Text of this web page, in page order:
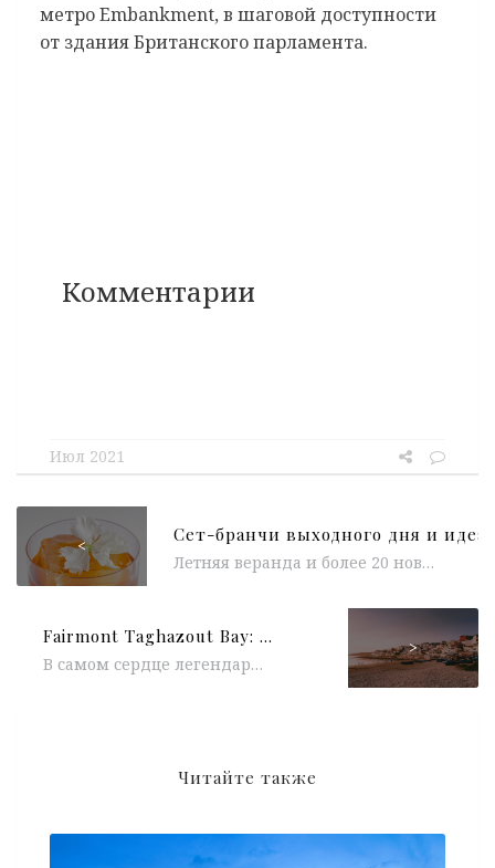
метро Embankment, в шаговой доступности
от здания Британского парламента.
Комментарии
Июл 2021
<
Летняя веранда и более 20 новых блюд в ARTEST Ресторан Аркадия Новикова ARTEST открыл собственную уютную веранду. Интерьер террасы разработало московское...
Fairmont Taghazout Bay: новый оазис в Марокко
В самом сердце легендарного залива Тагазут Бэй, в окружении золотых песчаных пляжей и лазурных вод, открыл свои двери Fairmont Taghazout...
>
Читайте также